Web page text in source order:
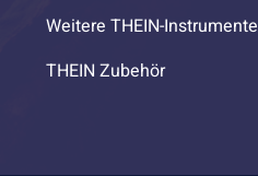
Weitere THEIN-Instrumente
THEIN Zubehör